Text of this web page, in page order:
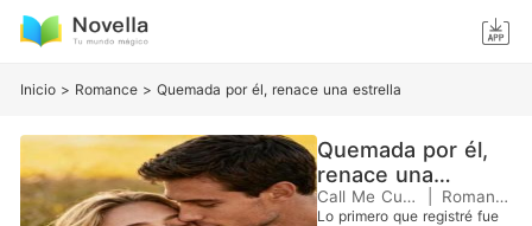
Inicio > Romance > Quemada por él, renace una estrella
Quemada por él,
renace una
estrella
Call Me Cutie Romance
Lo primero que registré fue